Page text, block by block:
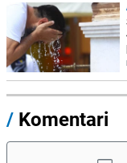
/ Komentari